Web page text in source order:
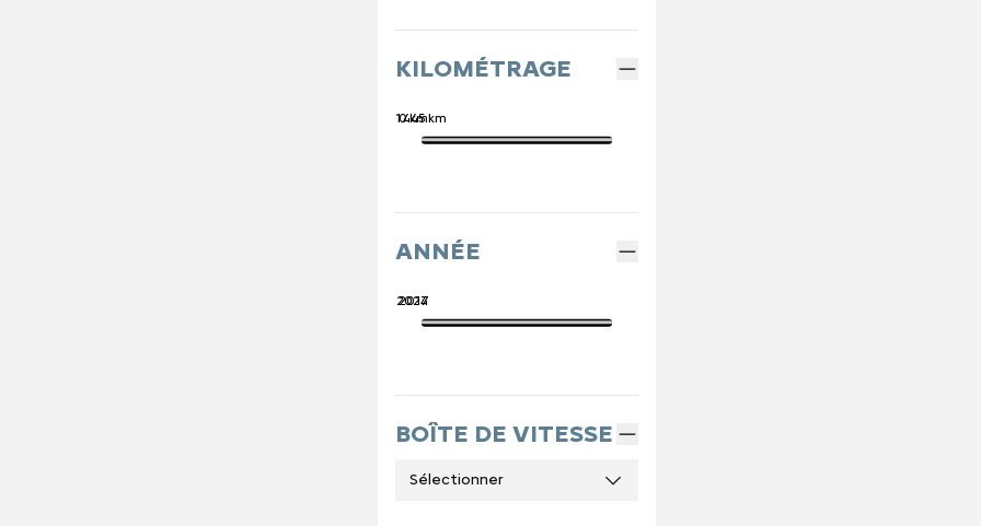
KILOMÉTRAGE
0 km
741 445 km
ANNÉE
2014
2027
BOÎTE DE VITESSE
Sélectionner